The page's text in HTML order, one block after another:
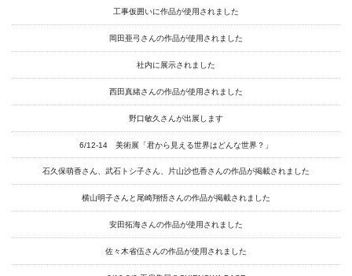
工事仮囲いに作品が使用されました
岡田亜弓さんの作品が使用されました
社内に展示されました
西田真緒さんの作品が使用されました
野口敏久さんが出展します
6/12-14 美術展「君から見える世界はどんな世界？」
石久保萌香さん、武石トシ子さん、片山沙也香さんの作品が掲載されました
横山明子さんと尾崎翔悟さんの作品が掲載されました
安田拓海さんの作品が使用されました
佐々木省伍さんの作品が使用されました